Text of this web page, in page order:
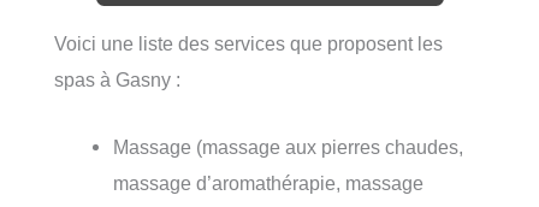
Voici une liste des services que proposent les
spas à Gasny :
Massage (massage aux pierres chaudes,
massage d’aromathérapie, massage